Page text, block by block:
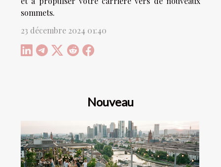
sommets.
23 décembre 2024 01:40
Nouveau